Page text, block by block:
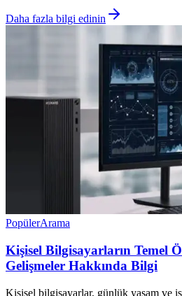
Daha fazla bilgi edinin
PopülerArama
Kişisel Bilgisayarların Temel
Gelişmeler Hakkında Bilgi
Kişisel bilgisayarlar, günlük yaşam ve